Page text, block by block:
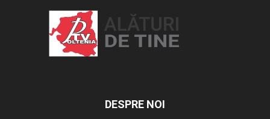
DESPRE NOI